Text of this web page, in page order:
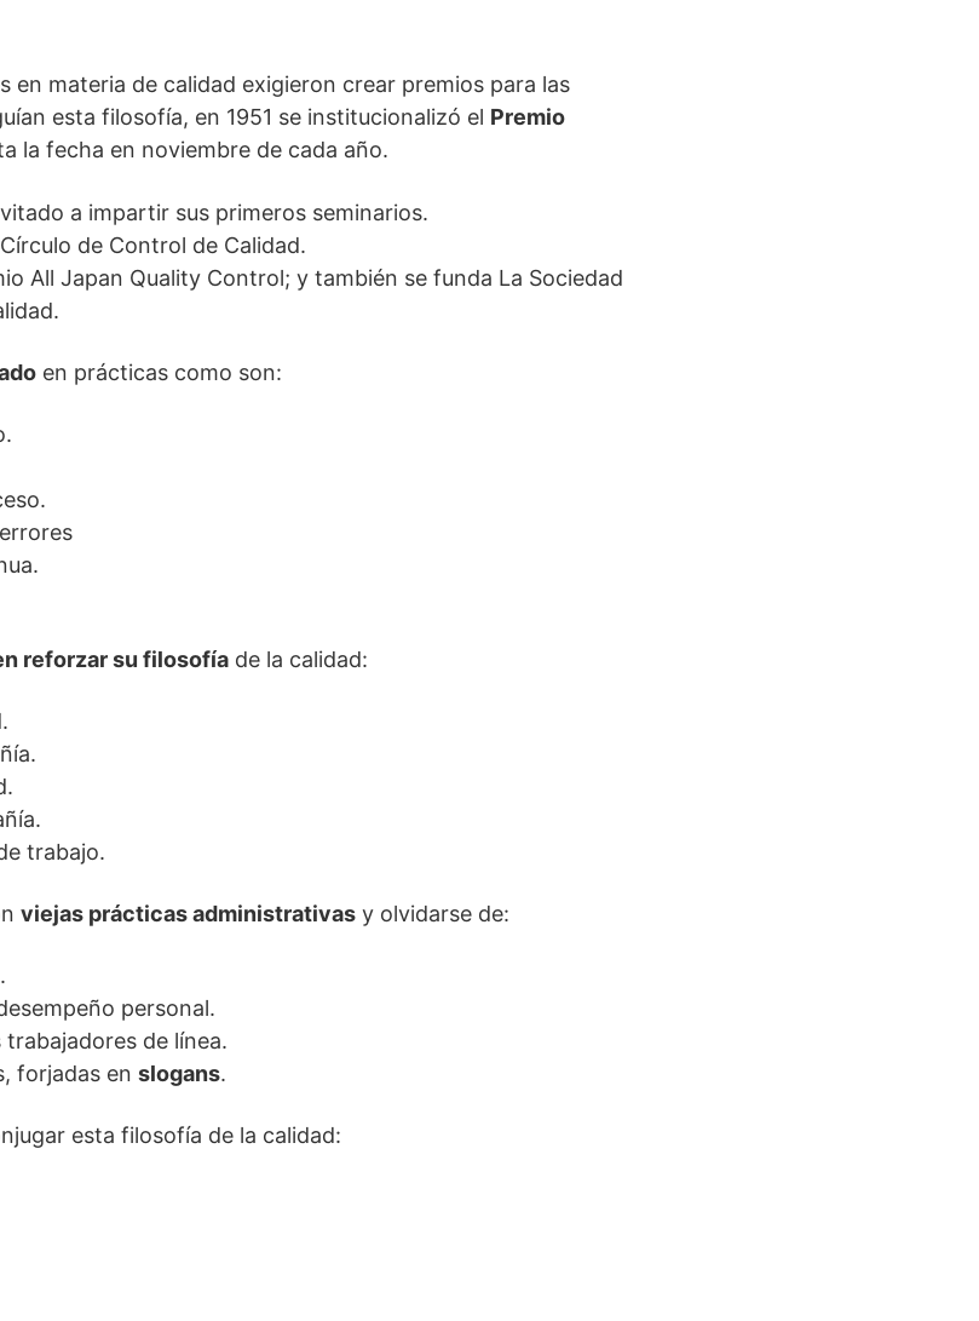
en materia de calidad exigieron crear premios para las
esta filosofía, en 1951 se institucionalizó el Premio
la fecha en noviembre de cada año.
a impartir sus primeros seminarios.
de Control de Calidad.
All Japan Quality Control; y también se funda La Sociedad
en prácticas como son:
reforzar su filosofía de la calidad:
trabajo.
viejas prácticas administrativas y olvidarse de:
personal.
de línea.
forjadas en slogans.
esta filosofía de la calidad: